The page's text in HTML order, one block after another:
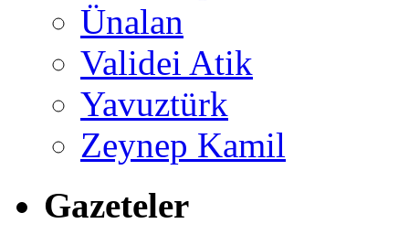
Ünalan
Validei Atik
Yavuztürk
Zeynep Kamil
Gazeteler